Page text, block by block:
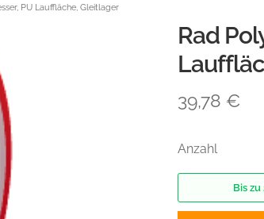
PU Lauffläche, Gleitlager
Rad
39,78 €
Anzahl
Bis